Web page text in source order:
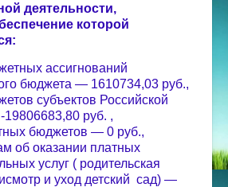
деятельности,
которой
ассигнований
бюджета — 1610734,03 руб.,
субъектов Российской
руб. ,
бюджетов — 0 руб.,
об оказании платных
услуг ( родительская
и уход детский сад) —